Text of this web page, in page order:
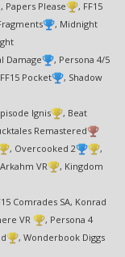
Papers Please
, FF15
, Midnight
Damage
, Persona 4/5
Pocket
, Shadow
Ignis
, Beat
Remastered
, Overcooked 2
,
VR
, Kingdom
Comrades SA, Konrad
VR
, Persona 4
, Wonderbook Diggs